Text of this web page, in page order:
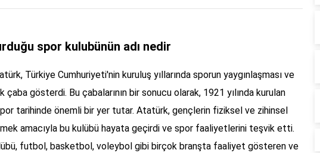
spor kulubünün adı nedir
Türkiye Cumhuriyeti'nin kuruluş yıllarında sporun yaygınlaşması ve
çaba gösterdi. Bu çabalarının bir sonucu olarak, 1921 yılında kurulan
tarihinde önemli bir yer tutar. Atatürk, gençlerin fiziksel ve zihinsel
amacıyla bu kulübü hayata geçirdi ve spor faaliyetlerini teşvik etti.
futbol, basketbol, voleybol gibi birçok branşta faaliyet gösteren ve